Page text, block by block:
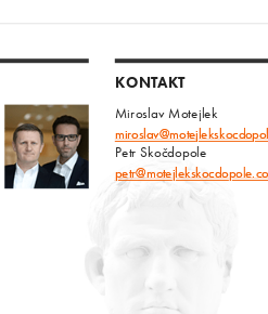
KONTAKT
Miroslav Motejlek
Petr Skočdopole